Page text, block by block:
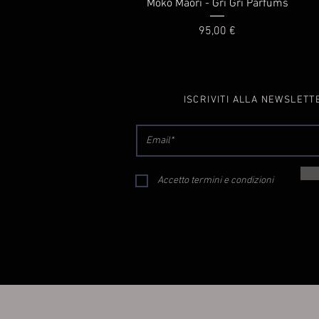
Moko Maori - Gri Gri Parfums
Prezzo
95,00 €
ISCRIVITI ALLA
Accetto termini e condizioni